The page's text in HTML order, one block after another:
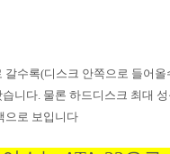
갈수록(디스크 안쪽으로 들어올
습니다 물론 하드디스크 최대
으로 보입니다